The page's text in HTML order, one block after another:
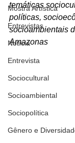
Mostra Artística
Entrevistas
Notícia
Entrevista
Sociocultural
Socioambiental
Sociopolítica
Gênero e
temáticas
políticas,
socioambientais
Amazonas